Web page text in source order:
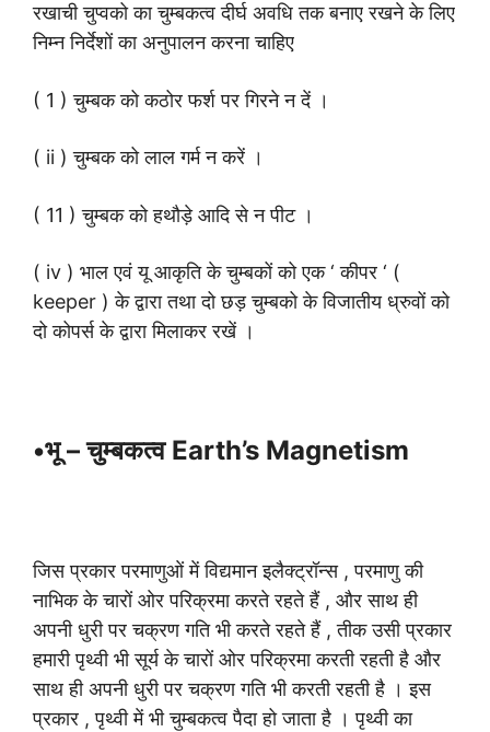
रखाची चुप्वको का चुम्बकत्व दीर्घ अवधि तक बनाए रखने के लिए
निम्न निर्देशों का अनुपालन करना चाहिए
( 1 ) चुम्बक को कठोर फर्श पर गिरने न दें ।
( ii ) चुम्बक को लाल गर्म न करें ।
( 11 ) चुम्बक को हथौड़े आदि से न पीट ।
( iv ) भाल एवं यू आकृति के चुम्बकों को एक ‘ कीपर ‘ (
keeper ) के द्वारा तथा दो छड़ चुम्बको के विजातीय ध्रुवों को
दो कोपर्स के द्वारा मिलाकर रखें ।
•भू – चुम्बकत्व Earth’s Magnetism
जिस प्रकार परमाणुओं में विद्यमान इलैक्ट्रॉन्स , परमाणु की
नाभिक के चारों ओर परिक्रमा करते रहते हैं , और साथ ही
अपनी धुरी पर चक्रण गति भी करते रहते हैं , तीक उसी प्रकार
हमारी पृथ्वी भी सूर्य के चारों ओर परिक्रमा करती रहती है और
साथ ही अपनी धुरी पर चक्रण गति भी करती रहती है । इस
प्रकार , पृथ्वी में भी चुम्बकत्व पैदा हो जाता है । पृथ्वी का